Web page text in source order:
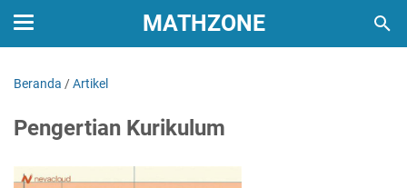
MATHZONE
Beranda /Artikel
Pengertian Kurikulum